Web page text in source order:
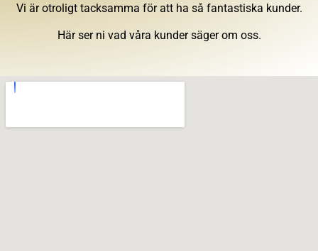
Vi är otroligt tacksamma för att ha så fantastiska kunder.
Här ser ni vad våra kunder säger om oss.